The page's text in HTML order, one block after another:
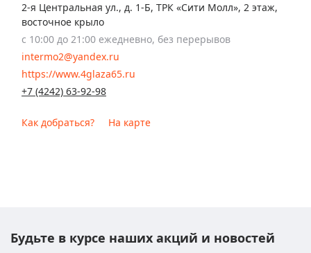
2-я Центральная ул., д. 1-Б, ТРК «Сити Молл», 2 этаж,
восточное крыло
с 10:00 до 21:00 ежедневно, без перерывов
intermo2@yandex.ru
https://www.4glaza65.ru
+7 (4242) 63-92-98
Как добраться? На карте
Будьте в курсе наших акций и новостей